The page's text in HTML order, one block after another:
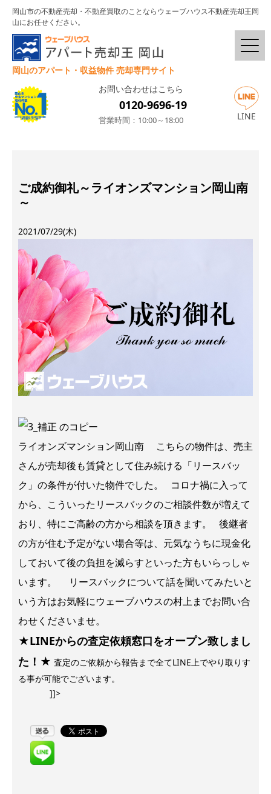
岡山市の不動産売却・不動産買取のことならウェーブハウス不動産売却王岡
山にお任せください。
岡山のアパート・収益物件 売却専門サイト
お問い合わせはこちら
0120-9696-19
営業時間：10:00～18:00 LINE
ご成約御礼～ライオンズマンション岡山南
～
2021/07/29(木)
ライオンズマンション岡山南 こちらの物件は、売主
さんが売却後も賃貸として住み続ける「リースバッ
ク」の条件が付いた物件でした。 コロナ禍に入って
から、こういったリースバックのご相談件数が増えて
おり、特にご高齢の方から相談を頂きます。 後継者
の方が住む予定がない場合等は、元気なうちに現金化
しておいて後の負担を減らすといった方もいらっしゃ
います。 リースバックについて話を聞いてみたいと
いう方はお気軽にウェーブハウスの村上までお問い合
わせくださいませ。
★LINEからの査定依頼窓口をオープン致しまし
た！★ 査定のご依頼から報告まで全てLINE上でやり取りす
る事が可能でございます。
]]>